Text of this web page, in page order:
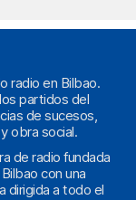
radio en Bilbao.
partidos del
de sucesos,
obra social.
de radio fundada
con una
dirigida a todo el